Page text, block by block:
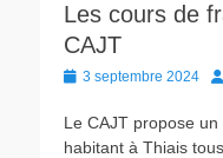
Les cours de
CAJT
Posted
3 septembre 2024
Le CAJT propose
habitant à Thiais tous